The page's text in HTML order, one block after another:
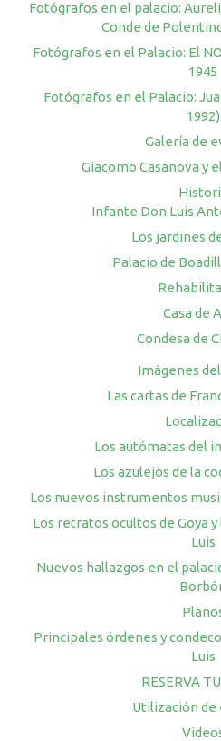
Fotógrafos en el palacio:
Conde de
Fotógrafos en el Palacio: El
1945
Fotógrafos en el Palacio:
1992)
Galería de
Giacomo Casanova y
Infante Don Luis
Los jardines
Palacio de
Casa de
Condesa de
Imágenes
Las cartas de
Los autómatas del
Los azulejos de la
Los nuevos instrumentos
Los retratos ocultos de Goya
Luis
Nuevos hallazgos en el
Principales órdenes y
Luis
RESERVA
Utilización de